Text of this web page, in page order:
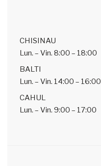
CHISINAU
Lun. – Vin. 8:00 – 18:00
BALTI
Lun. – Vin. 14:00 – 16:00
CAHUL
Lun. – Vin. 9:00 – 17:00